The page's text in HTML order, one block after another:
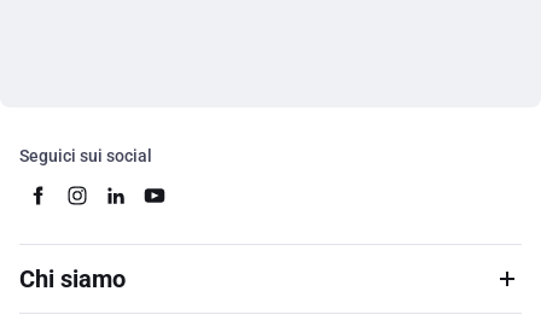
Seguici sui social
Chi siamo